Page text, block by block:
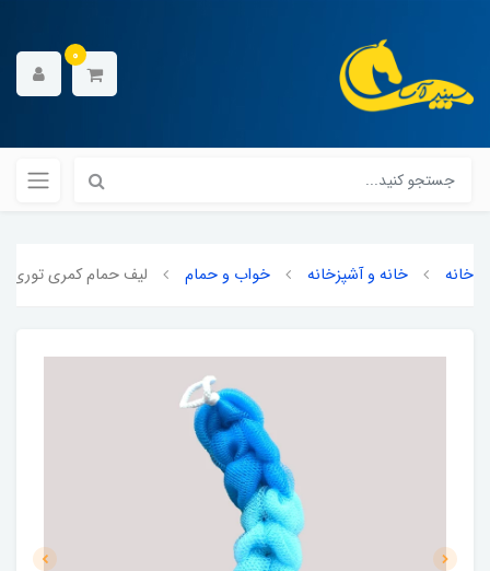
0
خانه خانه و آشپزخانه خواب و حمام لیف حمام کمری توری